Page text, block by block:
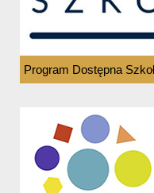
Program Dostępna